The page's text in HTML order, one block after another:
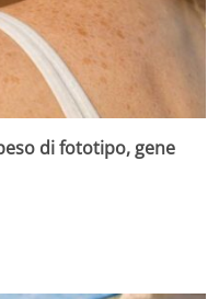
di fototipo, gene